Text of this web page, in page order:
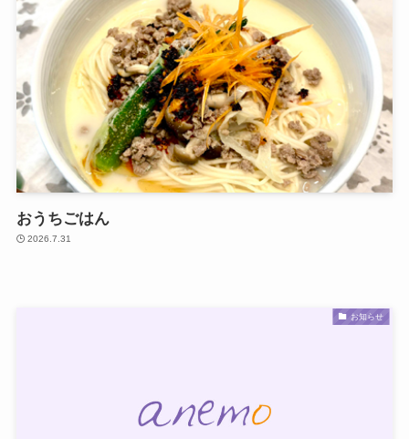
おうちごはん
2026.7.31
お知らせ